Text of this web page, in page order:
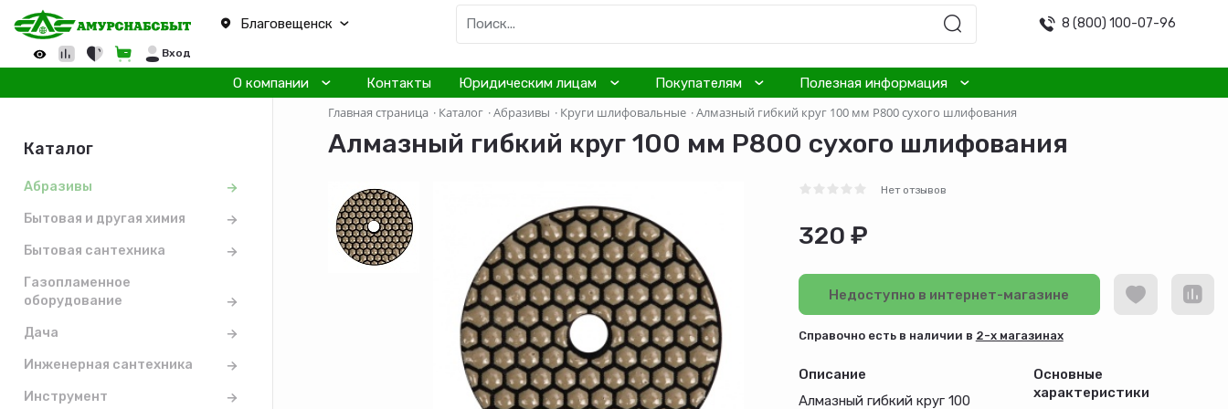
Благовещенск 8 (800) 100-07-96
Вход
О компании Контакты Юридическим лицам Покупателям Полезная информация
Каталог
Абразивы
Бытовая и другая химия
Бытовая сантехника
Газопламенное
оборудование
Дача
Инженерная сантехника
Инструмент
Главная страница · Каталог ·Абразивы · Круги шлифовальные ·Алмазный гибкий круг 100 мм Р800 сухого шлифования
Алмазный гибкий круг 100 мм Р800 сухого шлифования
Нет отзывов
320 ₽
Недоступно в интернет-магазине
Cправочно есть в наличии в 2-х магазинах
Описание
Алмазный гибкий круг 100
Основные
характеристики